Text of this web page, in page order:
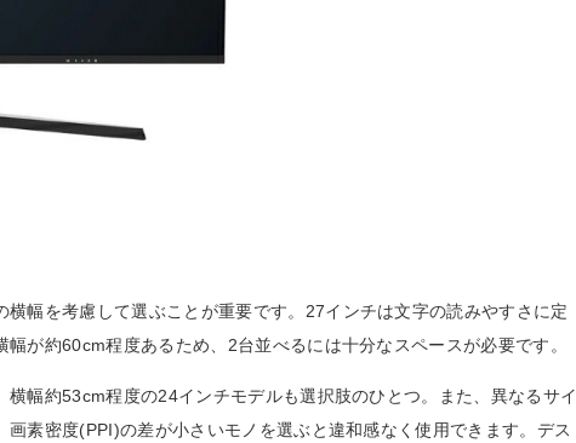
横幅を考慮して選ぶことが重要です。27インチは文字の読みやすさに定
が約60cm程度あるため、2台並べるには十分なスペースが必要です。
横幅約53cm程度の24インチモデルも選択肢のひとつ。また、異なるサイ
画素密度(PPI)の差が小さいモノを選ぶと違和感なく使用できます。デス